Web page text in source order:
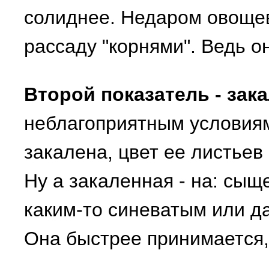
солиднее. Недаром
рассаду "корнями". Ведь
Второй показатель -
неблагоприятным
закалена, цвет ее
Ну а закаленная - на:
каким-то синеватым или
Она быстрее